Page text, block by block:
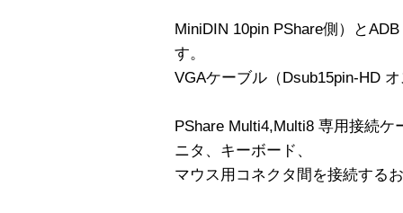
MiniDIN 10pin PShare側）と
す。
VGAケーブル（Dsub15pin-HD
PShare Multi4,Multi8 専用接続
ニタ、キーボード、
マウス用コネクタ間を接続する